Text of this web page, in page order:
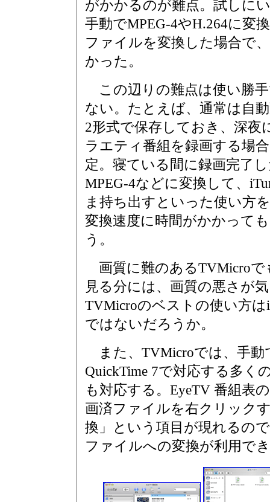
がかかるのが難点。試しに
手動でMPEG-4やH.264に変
ファイルを変換した場合で
かった。
この辺りの難点は使い勝
ない。たとえば、通常は自
2形式で保存しておき、深夜
ラエティ番組を録画する場
定。寝ている間に録画完了
MPEG-4などに変換して、
ま持ち出すといった使い方
変換速度に時間がかかって
う。
画質に難のあるTVMicroで
見る分には、画質の悪さが
TVMicroのベストの使い方
ではないだろうか。
また、TVMicroでは、手動
QuickTime 7で対応する多く
も対応する。EyeTV 番組表
画済ファイルを右クリック
換」という項目が現れるの
ファイルへの変換が利用で